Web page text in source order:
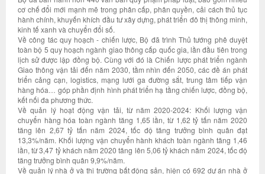
cơ chế đổi mới mạnh mẽ trong phân cấp, phân quyền, cải cách thủ tục
hành chính, khuyến khích đầu tư xây dựng, phát triển đô thị thông minh,
kinh tế xanh và chuyển đổi số.
Về công tác quy hoạch - chiến lược, Bộ đã trình Thủ tướng phê duyệt
toàn bộ 5 quy hoạch ngành giao thông cấp quốc gia, lần đầu tiên trong
lịch sử được lập đồng bộ. Cùng với đó là Chiến lược phát triển ngành
Giao thông vận tải đến năm 2030, tầm nhìn đến 2050, các đề án phát
triển cảng cạn, logistics, mạng lưới ga đường sắt, trung tâm tiếp vận
hàng hóa… góp phần định hình phát triển hạ tầng chiến lược, đồng bộ,
kết nối đa phương thức.
Về quản lý hoạt động vận tải, từ năm 2020-2024: Khối lượng vận
chuyển hàng hóa toàn ngành tăng 1,65 lần, từ 1,62 tỷ tấn năm 2020
tăng lên 2,67 tỷ tấn năm 2024, tốc độ tăng trưởng bình quân đạt
13,3%/năm. Khối lượng vận chuyển hành khách toàn ngành tăng 1,46
lần, từ 3,47 tỷ khách năm 2020 tăng lên 5,06 tỷ khách năm 2024, tốc độ
tăng trưởng bình quân 9,9%/năm.
Về quản lý nhà ở và thị trường bất động sản, hiện có 692 dự án nhà ở